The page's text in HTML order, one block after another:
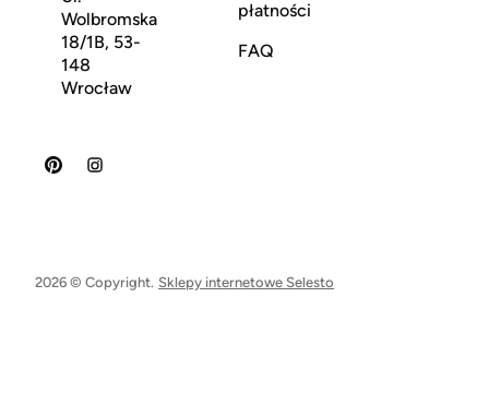
Wolbromska
18/1B, 53-
148
Wrocław
płatności
FAQ
2026 © Copyright. Sklepy internetowe Selesto